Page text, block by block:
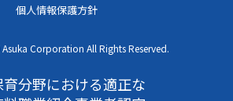
個人情報保護方針
Corporation All Rights Reserved.
育分野における適正な